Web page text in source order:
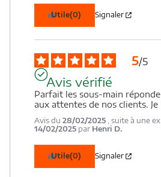
Utile(0) Signaler
5/5
Avis vérifié
Parfait les sous-main
aux attentes de nos clients. Je
Avis du 28/02/2025
, suite à une
14/02/2025 par Henri D.
Utile(0) Signaler